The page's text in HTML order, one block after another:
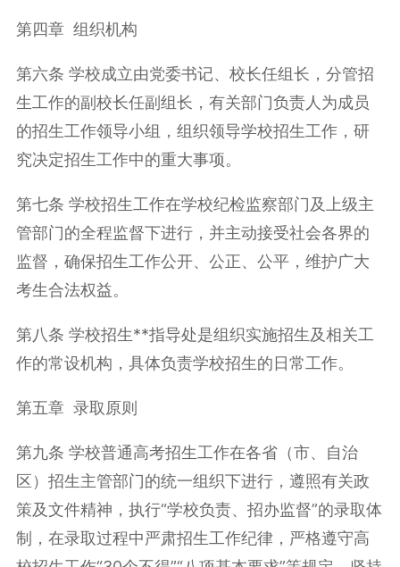
第四章 组织机构
第六条 学校成立由党委书记、校长任组长，分管招
生工作的副校长任副组长，有关部门负责人为成员
的招生工作领导小组，组织领导学校招生工作，研
究决定招生工作中的重大事项。
第七条 学校招生工作在学校纪检监察部门及上级主
管部门的全程监督下进行，并主动接受社会各界的
监督，确保招生工作公开、公正、公平，维护广大
考生合法权益。
第八条 学校招生**指导处是组织实施招生及相关工
作的常设机构，具体负责学校招生的日常工作。
第五章 录取原则
第九条 学校普通高考招生工作在各省（市、自治
区）招生主管部门的统一组织下进行，遵照有关政
策及文件精神，执行“学校负责、招办监督”的录取体
制，在录取过程中严肃招生工作纪律，严格遵守高